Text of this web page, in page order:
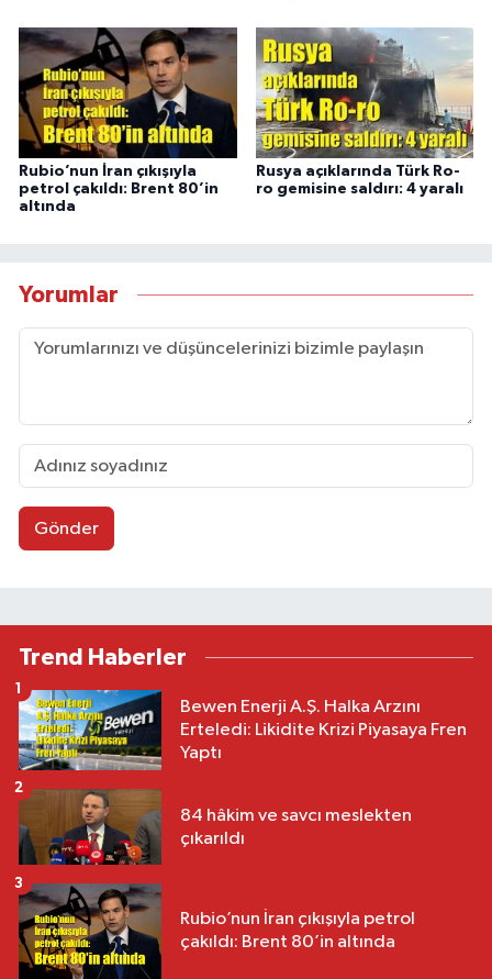
Rubio’nun İran çıkışıyla
petrol çakıldı: Brent 80’in
altında
Rusya açıklarında Türk Ro-
ro gemisine saldırı: 4 yaralı
Yorumlar
Gönder
Trend Haberler
Bewen Enerji A.Ş. Halka Arzını
Erteledi: Likidite Krizi Piyasaya Fren
Yaptı
1
84 hâkim ve savcı meslekten
çıkarıldı
2
Rubio’nun İran çıkışıyla petrol
çakıldı: Brent 80’in altında
3